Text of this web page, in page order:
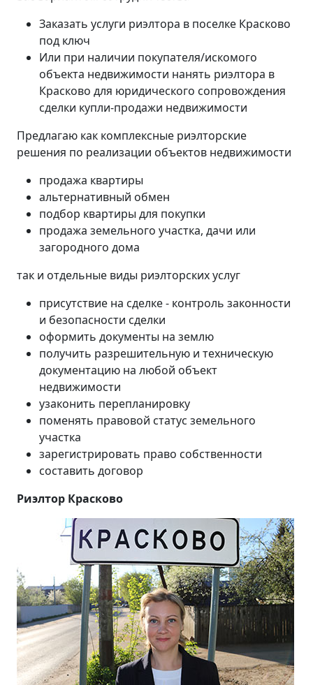
Заказать услуги риэлтора в поселке Красково
под ключ
Или при наличии покупателя/искомого
объекта недвижимости нанять риэлтора в
Красково для юридического сопровождения
сделки купли-продажи недвижимости
Предлагаю как комплексные риэлторские
решения по реализации объектов недвижимости
продажа квартиры
альтернативный обмен
подбор квартиры для покупки
продажа земельного участка, дачи или
загородного дома
так и отдельные виды риэлторских услуг
присутствие на сделке - контроль законности
и безопасности сделки
оформить документы на землю
получить разрешительную и техническую
документацию на любой объект
недвижимости
узаконить перепланировку
поменять правовой статус земельного
участка
зарегистрировать право собственности
составить договор
Риэлтор Красково